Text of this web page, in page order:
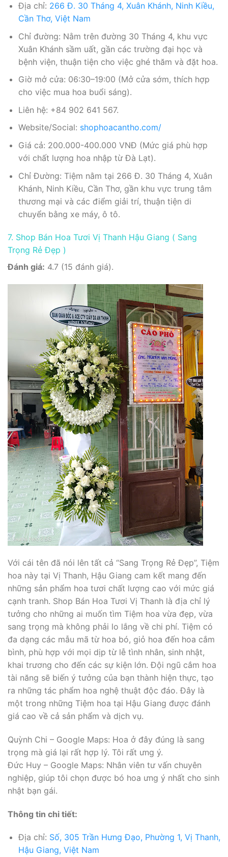
Địa chỉ: 266 Đ. 30 Tháng 4, Xuân Khánh, Ninh Kiều,
Cần Thơ, Việt Nam
Chỉ đường: Nằm trên đường 30 Tháng 4, khu vực
Xuân Khánh sầm uất, gần các trường đại học và
bệnh viện, thuận tiện cho việc ghé thăm và đặt hoa.
Giờ mở cửa: 06:30–19:00 (Mở cửa sớm, thích hợp
cho việc mua hoa buổi sáng).
Liên hệ: +84 902 641 567.
Website/Social: shophoacantho.com/
Giá cả: 200.000-400.000 VNĐ (Mức giá phù hợp
với chất lượng hoa nhập từ Đà Lạt).
Chỉ Đường: Tiệm nằm tại 266 Đ. 30 Tháng 4, Xuân
Khánh, Ninh Kiều, Cần Thơ, gần khu vực trung tâm
thương mại và các điểm giải trí, thuận tiện di
chuyển bằng xe máy, ô tô.
7. Shop Bán Hoa Tươi Vị Thanh Hậu Giang ( Sang
Trọng Rẻ Đẹp )
Đánh giá: 4.7 (15 đánh giá).
Với cái tên đã nói lên tất cả “Sang Trọng Rẻ Đẹp”, Tiệm
hoa này tại Vị Thanh, Hậu Giang cam kết mang đến
những sản phẩm hoa tươi chất lượng cao với mức giá
cạnh tranh. Shop Bán Hoa Tươi Vị Thanh là địa chỉ lý
tưởng cho những ai muốn tìm Tiệm hoa vừa đẹp, vừa
sang trọng mà không phải lo lắng về chi phí. Tiệm có
đa dạng các mẫu mã từ hoa bó, giỏ hoa đến hoa cắm
bình, phù hợp với mọi dịp từ lễ tình nhân, sinh nhật,
khai trương cho đến các sự kiện lớn. Đội ngũ cắm hoa
tài năng sẽ biến ý tưởng của bạn thành hiện thực, tạo
ra những tác phẩm hoa nghệ thuật độc đáo. Đây là
một trong những Tiệm hoa tại Hậu Giang được đánh
giá cao về cả sản phẩm và dịch vụ.
Quỳnh Chi – Google Maps: Hoa ở đây đúng là sang
trọng mà giá lại rất hợp lý. Tôi rất ưng ý.
Đức Huy – Google Maps: Nhân viên tư vấn chuyên
nghiệp, giúp tôi chọn được bó hoa ưng ý nhất cho sinh
nhật bạn gái.
Thông tin chi tiết:
Địa chỉ: Số, 305 Trần Hưng Đạo, Phường 1, Vị Thanh,
Hậu Giang, Việt Nam